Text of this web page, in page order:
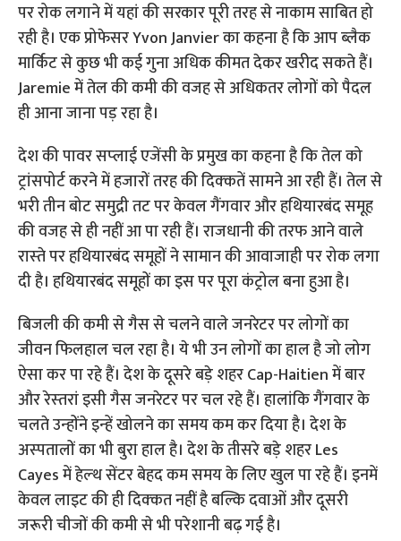
पर रोक लगाने में यहां की सरकार पूरी तरह से नाकाम साबित हो
रही है। एक प्रोफेसर Yvon Janvier का कहना है कि आप ब्‍लैक
मार्किट से कुछ भी कई गुना अधिक कीमत देकर खरीद सकते हैं।
Jaremie में तेल की कमी की वजह से अधिकतर लोगों को पैदल
ही आना जाना पड़ रहा है।
देश की पावर सप्‍लाई एजेंसी के प्रमुख का कहना है कि तेल को
ट्रांसपोर्ट करने में हजारों तरह की दिक्‍कतें सामने आ रही हैं। तेल से
भरी तीन बोट समुद्री तट पर केवल गैंगवार और हथियारबंद समूह
की वजह से ही नहीं आ पा रही हैं। राजधानी की तरफ आने वाले
रास्‍ते पर हथियारबंद समूहों ने सामान की आवाजाही पर रोक लगा
दी है। हथियारबंद समूहों का इस पर पूरा कंट्रोल बना हुआ है।
बिजली की कमी से गैस से चलने वाले जनरेटर पर लोगों का
जीवन फिलहाल चल रहा है। ये भी उन लोगों का हाल है जो लोग
ऐसा कर पा रहे हैं। देश के दूसरे बड़े शहर Cap-Haitien में बार
और रेस्‍तरां इसी गैस जनरेटर पर चल रहे हैं। हालांकि गैंगवार के
चलते उन्‍होंने इन्‍हें खोलने का समय कम कर दिया है। देश के
अस्‍पतालों का भी बुरा हाल है। देश के तीसरे बड़े शहर Les
Cayes में हेल्‍थ सेंटर बेहद कम समय के लिए खुल पा रहे हैं। इनमें
केवल लाइट की ही दिक्‍कत नहीं है बल्कि दवाओं और दूसरी
जरूरी चीजों की कमी से भी परेशानी बढ़ गई है।